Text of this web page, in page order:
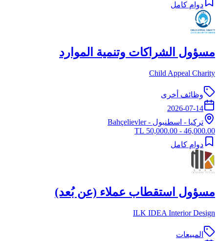
دوام كامل
مسؤول الشراكات وتنمية الموارد
Child Appeal Charity
وظائف أخرى
2026-07-14
تركيا - اسطنبول - Bahçelievler
46,000.00 - 50,000.00 TL
دوام كامل
مسؤول استقطاب عملاء (عن بُعد)
ILK IDEA Interior Design
المبيعات